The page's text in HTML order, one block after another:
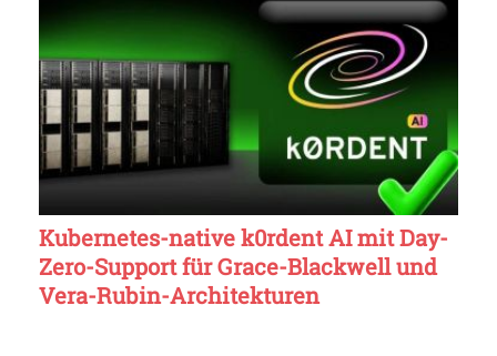
Kubernetes-native k0rdent AI mit Day-
Zero-Support für Grace-Blackwell und
Vera-Rubin-Architekturen